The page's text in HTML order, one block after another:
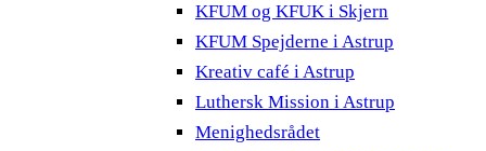
KFUM og KFUK i Skjern
KFUM Spejderne i Astrup
Kreativ café i Astrup
Luthersk Mission i Astrup
Menighedsrådet